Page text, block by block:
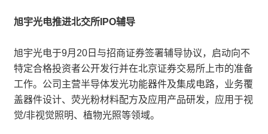
旭宇光电推进北交所IPO辅导
旭宇光电于9月20日与招商证券签署辅导协议，启动向不
特定合格投资者公开发行并在北京证券交易所上市的准备
工作。公司主营半导体发光功能器件及集成电路，业务覆
盖器件设计、荧光粉材料配方及应用产品研发，应用于视
觉/非视觉照明、植物光照等领域。